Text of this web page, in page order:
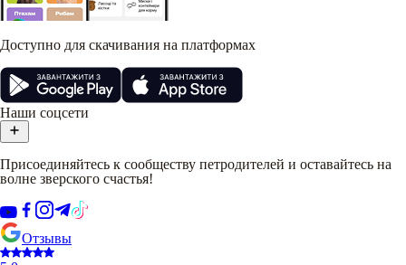
Доступно для скачивания на платформах
Наши соцсети
Присоединяйтесь к сообществу петродителей и оставайтесь на
волне зверского счастья!
Отзывы